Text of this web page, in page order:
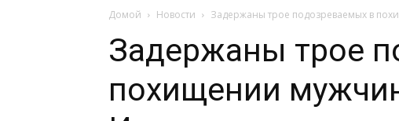
Домой Новости Задержаны трое подозреваемых в
Задержаны трое
похищении